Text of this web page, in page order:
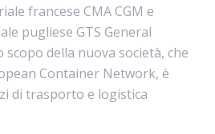
francese CMA CGM e
pugliese GTS General
scopo della nuova società, che
Container Network, è
di trasporto e logistica